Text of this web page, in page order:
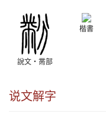
說文‧黹部
楷書
说文解字